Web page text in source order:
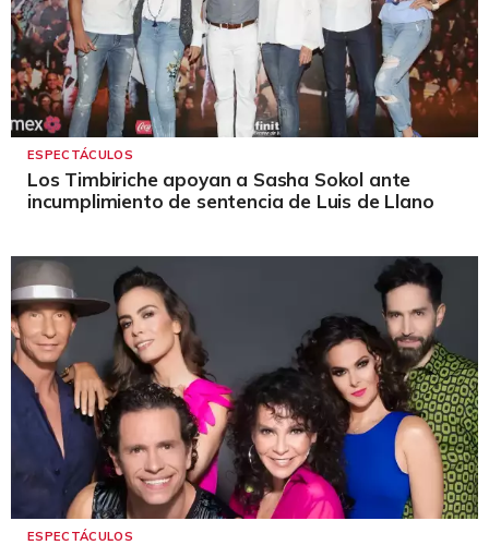
ESPECTÁCULOS
Los Timbiriche apoyan a Sasha Sokol ante
incumplimiento de sentencia de Luis de Llano
ESPECTÁCULOS